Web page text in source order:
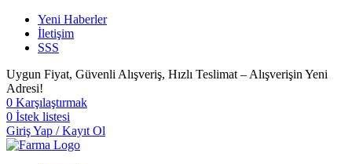
Yeni Haberler
İletişim
SSS
Uygun Fiyat, Güvenli Alışveriş, Hızlı Teslimat – Alışverişin Yeni
Adresi!
0 Karşılaştırmak
0 İstek listesi
Giriş Yap / Kayıt Ol